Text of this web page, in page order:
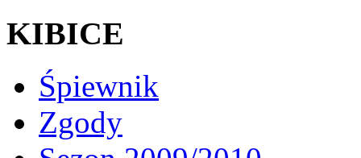
KIBICE
Śpiewnik
Zgody